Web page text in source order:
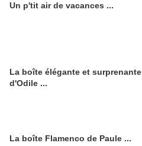
Un p'tit air de vacances ...
La boîte élégante et surprenante
d'Odile ...
La boîte Flamenco de Paule ...